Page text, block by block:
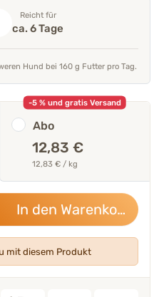
Reicht für
ca. 6 Tage
Hund bei 160 g Futter pro Tag.
-5 % und gratis Versand
Abo
12,83 €
12,83 € / kg
In den Warenkorb
mit diesem Produkt